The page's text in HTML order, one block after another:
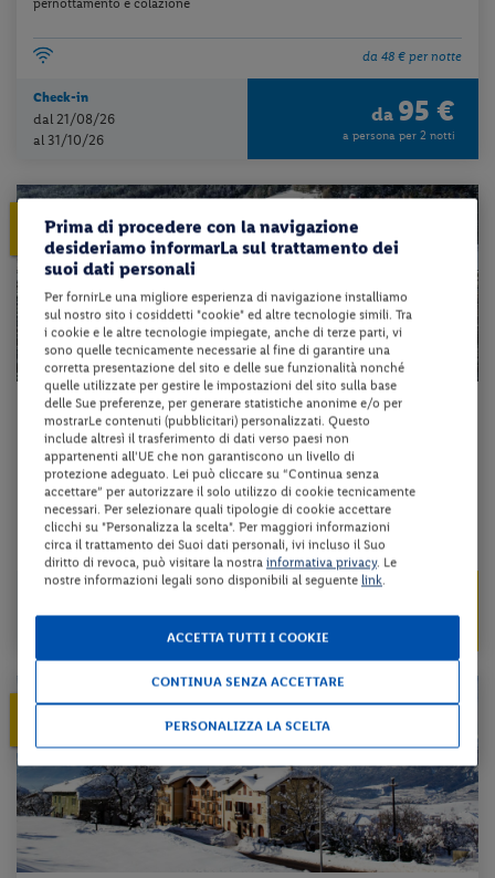
pernottamento e colazione
da 48 € per notte
Check-in
dal 21/08/26
al 31/10/26
da 95 €
a persona per 2 notti
PRENOTA PRIMA
ENTRO IL 30/11/2026 5%
Trentino-Alto Adige - Nova Ponente (BZ)
HOTEL LEONHARD
pernottamento e colazione
da 46 € per notte
Check-in
91 €
PRENOTA PRIMA 10%
Prima di procedere con la navigazione
desideriamo informarLa sul trattamento dei
suoi dati personali
Per fornirLe una migliore esperienza di navigazione installiamo
sul nostro sito i cosiddetti "cookie" ed altre tecnologie simili. Tra
i cookie e le altre tecnologie impiegate, anche di terze parti, vi
sono quelle tecnicamente necessarie al fine di garantire una
corretta presentazione del sito e delle sue funzionalità nonché
quelle utilizzate per gestire le impostazioni del sito sulla base
delle Sue preferenze, per generare statistiche anonime e/o per
mostrarLe contenuti (pubblicitari) personalizzati. Questo
include altresì il trasferimento di dati verso paesi non
appartenenti all'UE che non garantiscono un livello di
protezione adeguato. Lei può cliccare su “Continua senza
accettare” per autorizzare il solo utilizzo di cookie tecnicamente
necessari. Per selezionare quali tipologie di cookie accettare
clicchi su "Personalizza la scelta". Per maggiori informazioni
circa il trattamento dei Suoi dati personali, ivi incluso il Suo
diritto di revoca, può visitare la nostra informativa privacy. Le
nostre informazioni legali sono disponibili al seguente link.
ACCETTA TUTTI I COOKIE
CONTINUA SENZA ACCETTARE
PERSONALIZZA LA SCELTA